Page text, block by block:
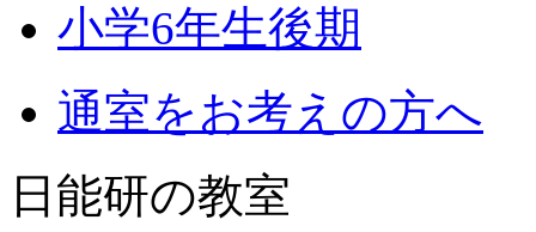
小学6年生後期
通室をお考えの方へ
日能研の教室